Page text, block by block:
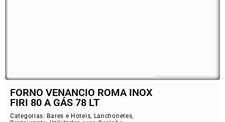
FORNO VENANCIO ROMA INOX
FIRI 80 A GÁS 78 LT
Categorias: Bares e Hoteis, Lanchonetes,